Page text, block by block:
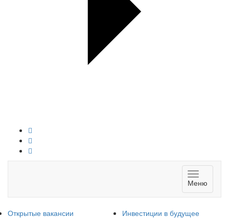
Toggle
Меню
Открытые вакансии
Инвестиции в будущее